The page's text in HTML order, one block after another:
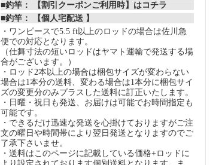
■釣竿： 【割引クーポンご利用時】はコチラ
■釣竿： 【個人宅配送 】
・ワンピースで5.5 ft以上のロッドの場合は佐川急
便での対応となります。
（仕舞寸法の短いロッドはヤマト運輸で発送する場
合がございます。）
・ロッド2本以上の場合は梱包サイズが変わらない
場合は1本分の送料、変わる場合は1本分に梱包サイ
ズの変更分のみプラスした送料に訂正いたします。
・日曜・祝日も発送、お届けは可能でお時間指定も
可能です。
・できるだけ迅速な発送を心掛けておりますがご注
文の曜日や時間帯により翌日発送となりますのでご
了承下さいませ。
・送料はこのページに記載している価格+ロッドに